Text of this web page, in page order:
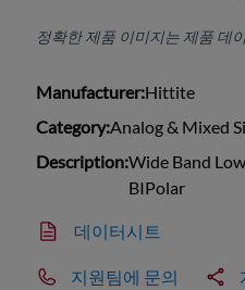
정확한 제품 이미지는 제품 데
Manufacturer:Hittite
Category:Analog & Mixed
Description:Wide Band
BIPolar
데이터시트
지원팀에 문의